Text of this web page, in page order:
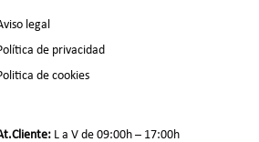
legal
de privacidad
de cookies
L a V de 09:00h – 17:00h